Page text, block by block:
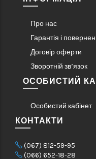
Про нас
Гарантія і
Договір оферти
Зворотній зв’язок
ОСОБИСТИЙ
Особистий кабінет
КОНТАКТИ
(067) 812-59-95
(066) 652-18-28